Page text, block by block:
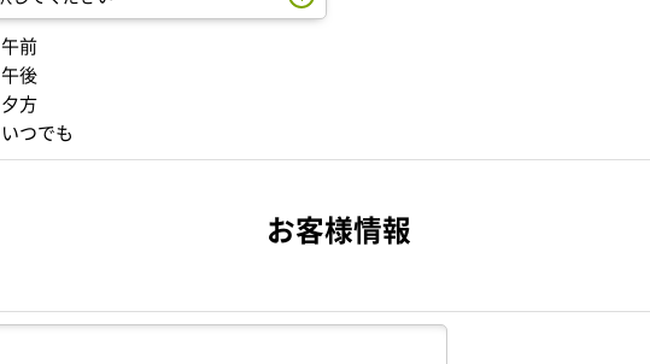
午前
午後
夕方
いつでも
お客様情報